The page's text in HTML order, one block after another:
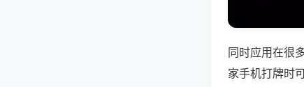
同时应用在很
家手机打牌时